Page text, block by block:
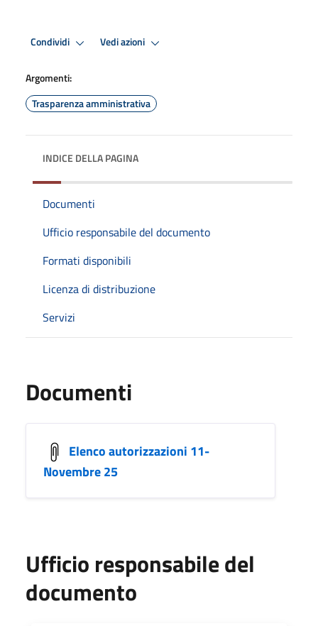
Condividi Vedi azioni
Argomenti:
Trasparenza amministrativa
INDICE DELLA PAGINA
Documenti
Ufficio responsabile del documento
Formati disponibili
Licenza di distribuzione
Servizi
Documenti
Elenco autorizzazioni 11-
Novembre 25
Ufficio responsabile del
documento